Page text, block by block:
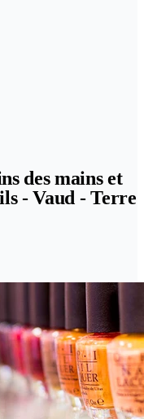
des mains et
- Vaud - Terre